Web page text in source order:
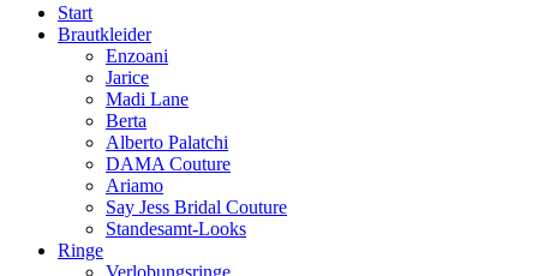
Start
Brautkleider
Enzoani
Jarice
Madi Lane
Berta
Alberto Palatchi
DAMA Couture
Ariamo
Say Jess Bridal Couture
Standesamt-Looks
Ringe
Verlobungsringe